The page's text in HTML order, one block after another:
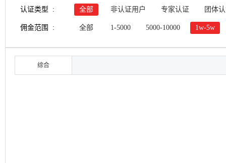
认证类型 : 全部 非认证用户 专家认证 团体
佣金范围 : 全部 1-5000 5000-10000 1w-5w
综合